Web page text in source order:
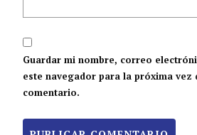
Guardar mi nombre, correo
este navegador para la próxima vez
comentario.